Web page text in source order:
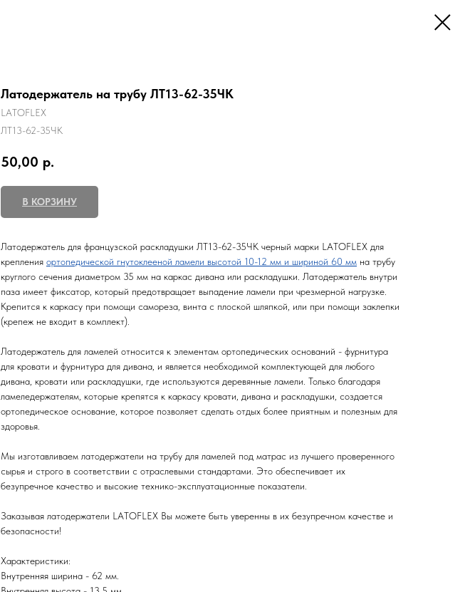
Латодержатель на трубу ЛТ13-62-35ЧК
LATOFLEX
ЛТ13-62-35ЧК
50,00 р.
В КОРЗИНУ
Латодержатель для французской раскладушки ЛТ13-62-35ЧК черный марки LATOFLEX для
крепления ортопедической гнутоклееной ламели высотой 10-12 мм и шириной 60 мм на трубу
круглого сечения диаметром 35 мм на каркас дивана или раскладушки. Латодержатель внутри
паза имеет фиксатор, который предотвращает выпадение ламели при чрезмерной нагрузке.
Крепится к каркасу при помощи самореза, винта с плоской шляпкой, или при помощи заклепки
(крепеж не входит в комплект).
Латодержатель для ламелей относится к элементам ортопедических оснований - фурнитура
для кровати и фурнитура для дивана, и является необходимой комплектующей для любого
дивана, кровати или раскладушки, где используются деревянные ламели. Только благодаря
ламеледержателям, которые крепятся к каркасу кровати, дивана и раскладушки, создается
ортопедическое основание, которое позволяет сделать отдых более приятным и полезным для
здоровья.
Мы изготавливаем латодержатели на трубу для ламелей под матрас из лучшего проверенного
сырья и строго в соответствии с отраслевыми стандартами. Это обеспечивает их
безупречное качество и высокие технико-эксплуатационные показатели.
Заказывая латодержатели LATOFLEX Вы можете быть уверенны в их безупречном качестве и
безопасности!
Характеристики:
Внутренняя ширина - 62 мм.